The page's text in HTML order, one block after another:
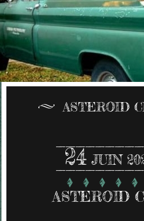
ASTEROID
24 JUIN
ASTEROID